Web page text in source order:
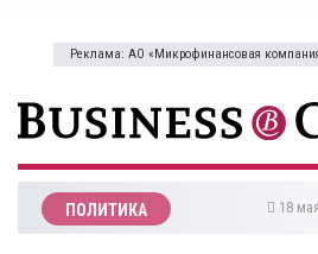
Реклама: АО «Микрофинансовая компания
ПОЛИТИКА 18